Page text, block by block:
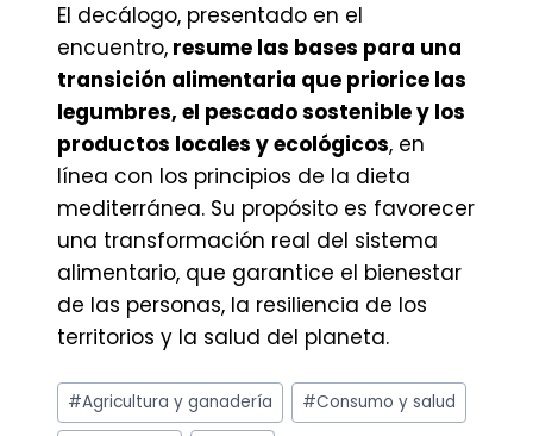
El decálogo, presentado en el
encuentro, resume las bases para una
transición alimentaria que priorice las
legumbres, el pescado sostenible y los
productos locales y ecológicos, en
línea con los principios de la dieta
mediterránea. Su propósito es favorecer
una transformación real del sistema
alimentario, que garantice el bienestar
de las personas, la resiliencia de los
territorios y la salud del planeta.
Etiquetas
de
#Agricultura y ganadería #Consumo y salud